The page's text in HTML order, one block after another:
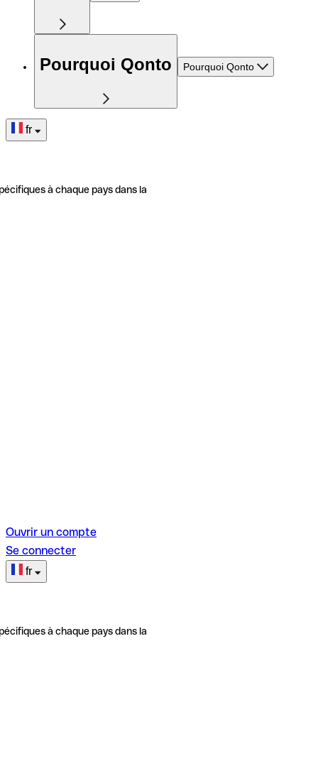
Pourquoi Qonto Pourquoi Qonto
fr
à chaque pays dans la
Ouvrir un compte
Se connecter
fr
à chaque pays dans la